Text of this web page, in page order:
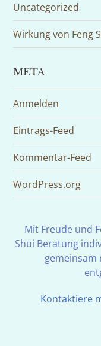
Uncategorized
Wirkung von Feng
META
Anmelden
Eintrags-Feed
Kommentar-Feed
WordPress.org
Mit Freude und
Shui Beratung
Kontaktiere